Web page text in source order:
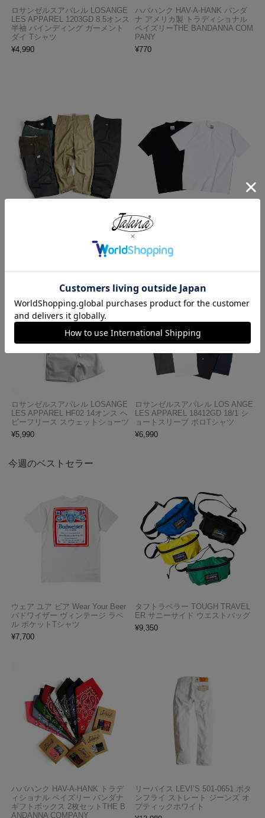
ロサンゼルスアパレル LOSANGE
LES APPAREL 1203GD 8.5オンス
半袖 バインディング ガーメント
ダイ Tシャツ
¥4,990
ハバハンク HAV-A-HANK バンダ
ナ アメリカ製 トラディショナル
ペイズリーTHE BANDANNA COM
PANY
¥770
レッドキャップ REDKAP #PT20
インダストリアル ワークパンツ
プロクラブ PRO CLUB ヘビーウ
ェイト コットン 半袖 クルーネッ
¥1,990
ロサンゼルスアパレル LOSANGE
LES APPAREL HF02 14オンス ヘ
ビーフリース スウェットショーツ
¥5,990
ロサンゼルスアパレル LOS ANGE
LES APPAREL 18412GD 18/1 シ
ョートスリーブ ポロTシャツ
¥6,990
今週のベストセラー
ウェア ユア ビア Wear Your Beer
バドワイザー ヴィンテージ ラベ
ル ポケットTシャツ
¥7,700
タフトラベラー TOUGH TRAVEL
ER サニーサイド ウエストバッグ
¥9,350
ハバハンク HAV-A-HANK トラデ
ィショナル ペイズリー バンダナ
ギフトボックス 2枚セットTHE B
ANDANNA COMPANY
リーバイス LEVI’S 501-0651 ボタ
ンフライ ストレート ジーンズ オ
プティックホワイト